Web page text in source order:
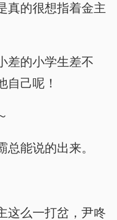
真的很想指着金主
差的小学生差不
自己呢！
能说的出来。
这么一打岔，尹咚